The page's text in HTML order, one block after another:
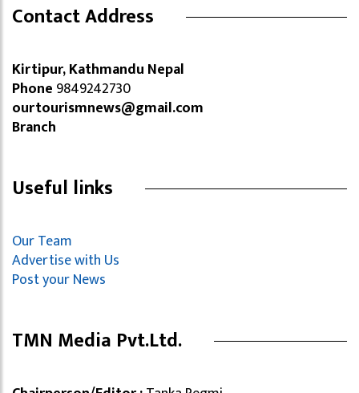
Contact Address
Kirtipur, Kathmandu Nepal
Phone 9849242730
ourtourismnews@gmail.com
Branch
Useful links
Our Team
Advertise with Us
Post your News
TMN Media Pvt.Ltd.